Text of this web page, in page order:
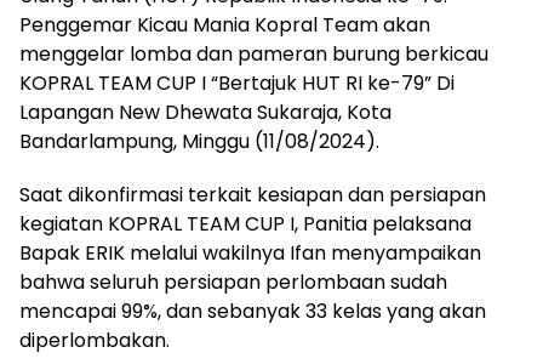
Penggemar Kicau Mania Kopral Team akan
menggelar lomba dan pameran burung berkicau
KOPRAL TEAM CUP I “Bertajuk HUT RI ke-79” Di
Lapangan New Dhewata Sukaraja, Kota
Bandarlampung, Minggu (11/08/2024).
Saat dikonfirmasi terkait kesiapan dan persiapan
kegiatan KOPRAL TEAM CUP I, Panitia pelaksana
Bapak ERIK melalui wakilnya Ifan menyampaikan
bahwa seluruh persiapan perlombaan sudah
mencapai 99%, dan sebanyak 33 kelas yang akan
diperlombakan.